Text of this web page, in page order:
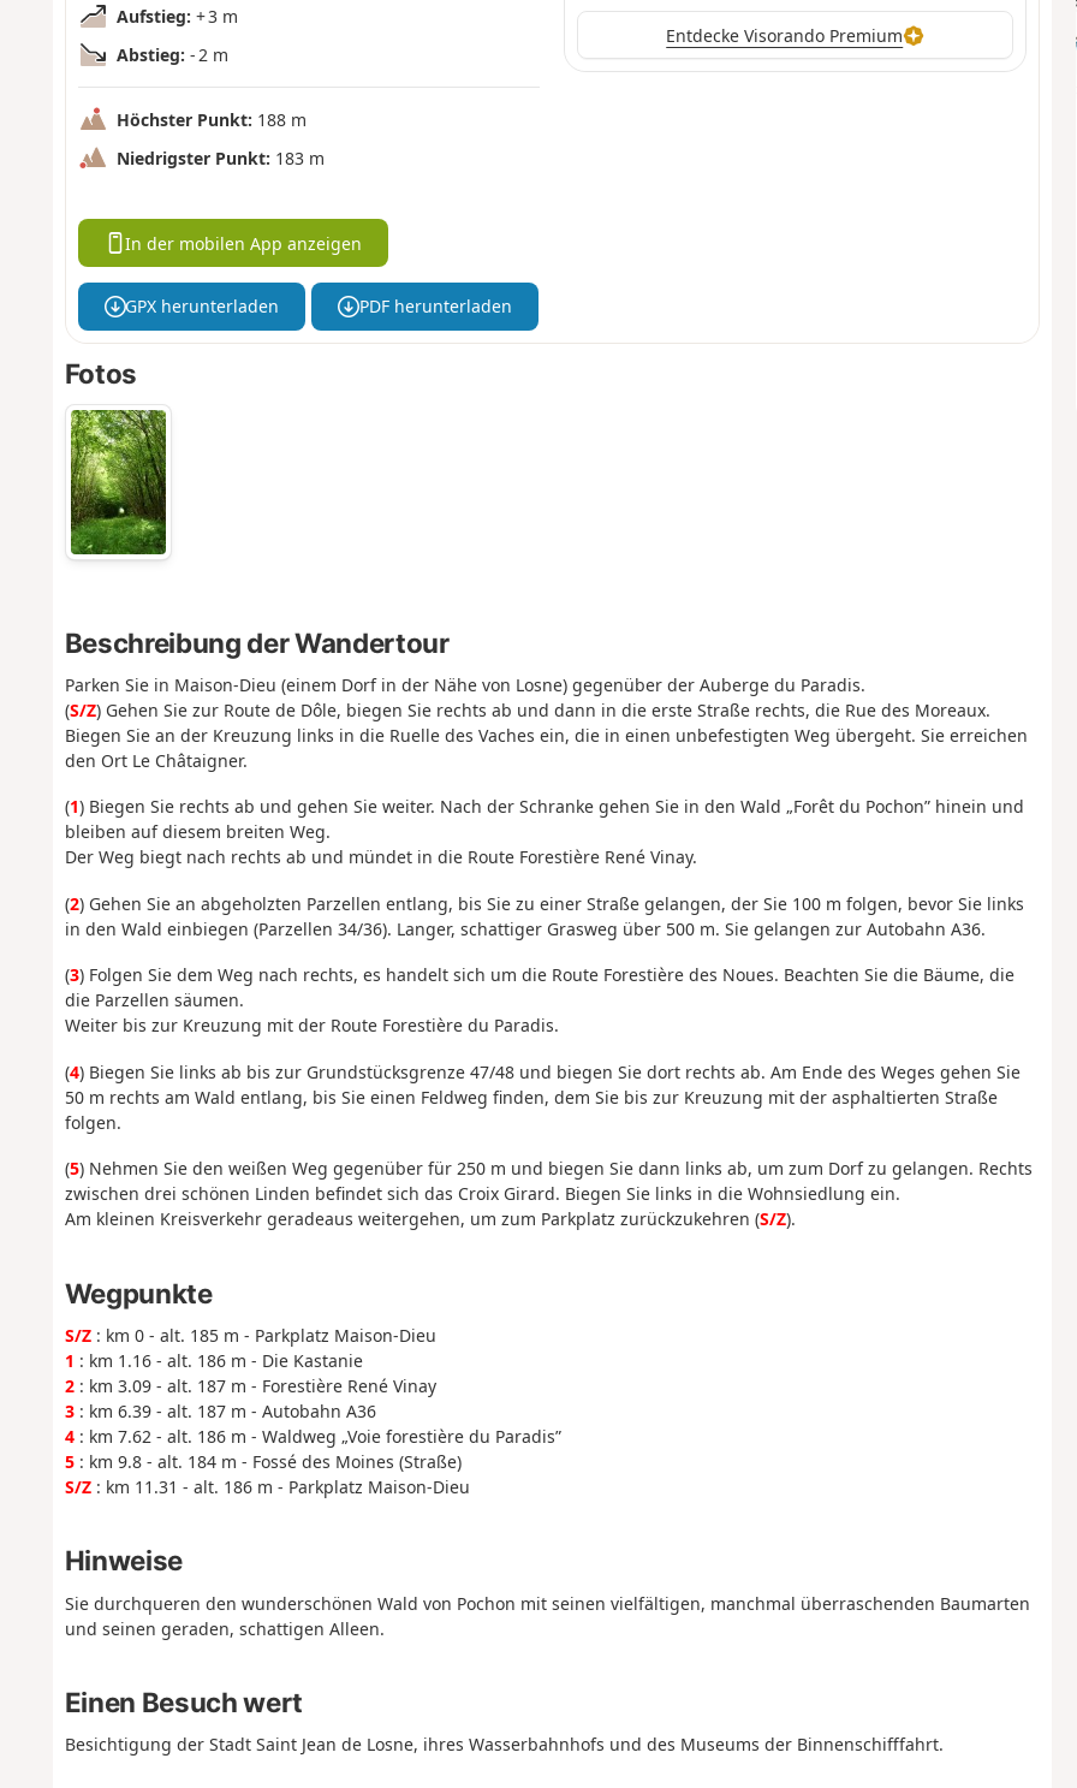
Aufstieg: + 3 m
Abstieg: - 2 m
Höchster Punkt: 188 m
Niedrigster Punkt: 183 m
Entdecke Visorando Premium
In der mobilen App anzeigen
GPX herunterladen PDF herunterladen
Fotos
Beschreibung der Wandertour
Parken Sie in Maison-Dieu (einem Dorf in der Nähe von Losne) gegenüber der Auberge du Paradis.
(S/Z) Gehen Sie zur Route de Dôle, biegen Sie rechts ab und dann in die erste Straße rechts, die Rue des Moreaux.
Biegen Sie an der Kreuzung links in die Ruelle des Vaches ein, die in einen unbefestigten Weg übergeht. Sie erreichen
den Ort Le Châtaigner.
(1) Biegen Sie rechts ab und gehen Sie weiter. Nach der Schranke gehen Sie in den Wald „Forêt du Pochon” hinein und
bleiben auf diesem breiten Weg.
Der Weg biegt nach rechts ab und mündet in die Route Forestière René Vinay.
(2) Gehen Sie an abgeholzten Parzellen entlang, bis Sie zu einer Straße gelangen, der Sie 100 m folgen, bevor Sie links
in den Wald einbiegen (Parzellen 34/36). Langer, schattiger Grasweg über 500 m. Sie gelangen zur Autobahn A36.
(3) Folgen Sie dem Weg nach rechts, es handelt sich um die Route Forestière des Noues. Beachten Sie die Bäume, die
die Parzellen säumen.
Weiter bis zur Kreuzung mit der Route Forestière du Paradis.
(4) Biegen Sie links ab bis zur Grundstücksgrenze 47/48 und biegen Sie dort rechts ab. Am Ende des Weges gehen Sie
50 m rechts am Wald entlang, bis Sie einen Feldweg finden, dem Sie bis zur Kreuzung mit der asphaltierten Straße
folgen.
(5) Nehmen Sie den weißen Weg gegenüber für 250 m und biegen Sie dann links ab, um zum Dorf zu gelangen. Rechts
zwischen drei schönen Linden befindet sich das Croix Girard. Biegen Sie links in die Wohnsiedlung ein.
Am kleinen Kreisverkehr geradeaus weitergehen, um zum Parkplatz zurückzukehren (S/Z).
Wegpunkte
S/Z: km 0 - alt. 185 m - Parkplatz Maison-Dieu
1 : km 1.16 - alt. 186 m - Die Kastanie
2: km 3.09 - alt. 187 m - Forestière René Vinay
3: km 6.39 - alt. 187 m - Autobahn A36
4: km 7.62 - alt. 186 m - Waldweg „Voie forestière du Paradis”
5: km 9.8 - alt. 184 m - Fossé des Moines (Straße)
S/Z: km 11.31 - alt. 186 m - Parkplatz Maison-Dieu
Hinweise
Sie durchqueren den wunderschönen Wald von Pochon mit seinen vielfältigen, manchmal überraschenden Baumarten
und seinen geraden, schattigen Alleen.
Einen Besuch wert
Besichtigung der Stadt Saint Jean de Losne, ihres Wasserbahnhofs und des Museums der Binnenschifffahrt.